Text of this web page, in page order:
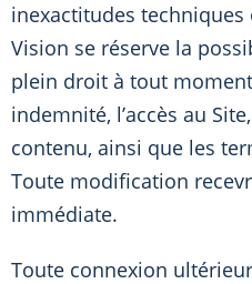
inexactitudes
Vision se réserve la
plein droit à tout
indemnité, l’accès au
contenu, ainsi que les
Toute modification
immédiate.
Toute connexion